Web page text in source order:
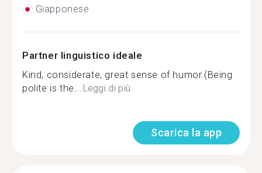
Giapponese
Partner linguistico ideale
Kind, considerate, great sense of humor.(Being
polite is the...Leggi di più
Scarica la app